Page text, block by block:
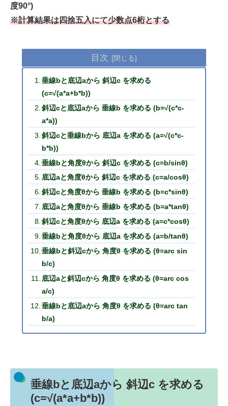
度90°)
※計算結果は四捨五入にて少数点6桁とする
目次
垂線bと底辺aから 斜辺c を求める
(c=√(a*a+b*b))
斜辺cと底辺aから 垂線b を求める (b=√(c*c-
a*a))
斜辺cと垂線bから 底辺a を求める (a=√(c*c-
b*b))
垂線bと角度θから 斜辺c を求める (c=b/sinθ)
底辺aと角度θから 斜辺c を求める (c=a/cosθ)
斜辺cと角度θから 垂線b を求める (b=c*sinθ)
底辺aと角度θから 垂線b を求める (b=a*tanθ)
斜辺cと角度θから 底辺a を求める (a=c*cosθ)
垂線bと角度θから 底辺a を求める (a=b/tanθ)
垂線bと斜辺cから 角度θ を求める (θ=arc sin
b/c)
底辺aと斜辺cから 角度θ を求める (θ=arc cos
a/c)
垂線bと底辺aから 角度θ を求める (θ=arc tan
b/a)
垂線bと底辺aから 斜辺c を求める
(c=√(a*a+b*b))